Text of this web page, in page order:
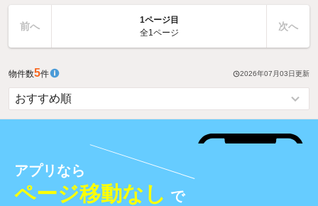
前へ
1ページ目
全1ページ
次へ
物件数5件 2026年07月03日 更新
アプリなら
ページ移動なし で